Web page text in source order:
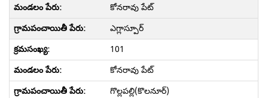
కోనరావు పేట్
ఎగ్లాస్పూర్
101
కోనరావు పేట్
గొల్లపల్లి(కొలనూర్)